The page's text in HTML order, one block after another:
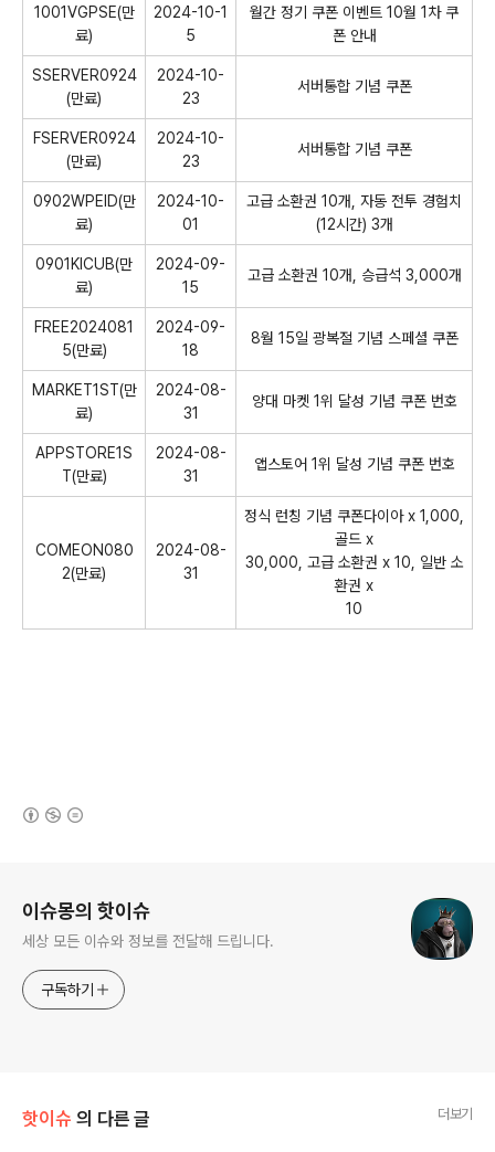
1001VGPSE(만
료)
2024-10-1
5
월간 정기 쿠폰 이벤트 10월 1차 쿠
폰 안내
SSERVER0924
(만료)
2024-10-
23
서버통합 기념 쿠폰
FSERVER0924
(만료)
2024-10-
23
서버통합 기념 쿠폰
0902WPEID(만
료)
2024-10-
01
고급 소환권 10개, 자동 전투 경험치
(12시간) 3개
0901KICUB(만
료)
2024-09-
15
고급 소환권 10개, 승급석 3,000개
FREE2024081
5(만료)
2024-09-
18
8월 15일 광복절 기념 스페셜 쿠폰
MARKET1ST(만
료)
2024-08-
31
양대 마켓 1위 달성 기념 쿠폰 번호
APPSTORE1S
T(만료)
2024-08-
31
앱스토어 1위 달성 기념 쿠폰 번호
COMEON080
2(만료)
2024-08-
31
정식 런칭 기념 쿠폰다이아 x 1,000,
골드 x
30,000, 고급 소환권 x 10, 일반 소
환권 x
10
이슈몽의 핫이슈
세상 모든 이슈와 정보를 전달해 드립니다.
구독하기
핫이슈 의 다른 글 더보기